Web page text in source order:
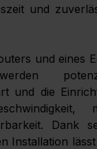
und
und eines
und die
Dank
Installation